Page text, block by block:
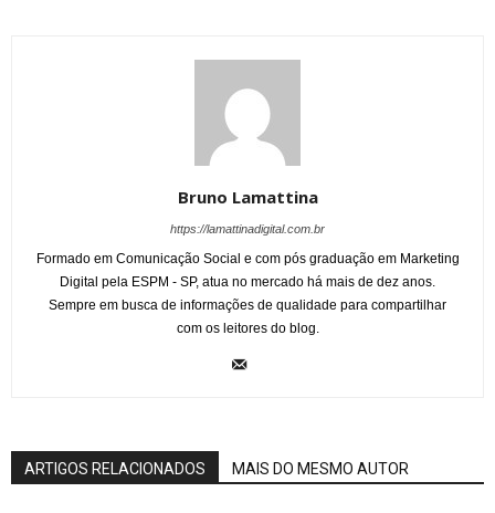
Bruno Lamattina
https://lamattinadigital.com.br
Formado em Comunicação Social e com pós graduação em Marketing
Digital pela ESPM - SP, atua no mercado há mais de dez anos.
Sempre em busca de informações de qualidade para compartilhar
com os leitores do blog.
ARTIGOS RELACIONADOS MAIS DO MESMO AUTOR